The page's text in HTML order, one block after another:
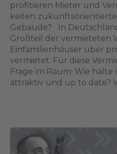
profitieren Mieter und
keiten
Gebäude? In
Großteil der vermieteten
Einfamilienhäuser über
vermietet. Für diese
Frage im Raum: Wie
attraktiv und up to date?